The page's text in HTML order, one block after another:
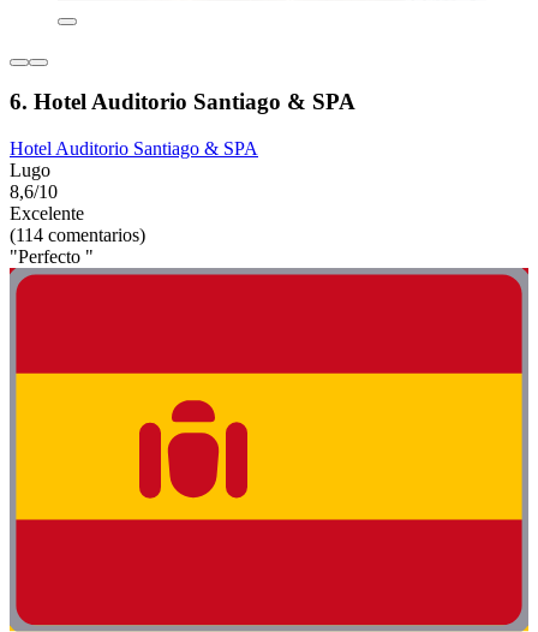
6. Hotel Auditorio Santiago & SPA
Hotel Auditorio Santiago & SPA
Lugo
8,6/10
Excelente
(114 comentarios)
"Perfecto "